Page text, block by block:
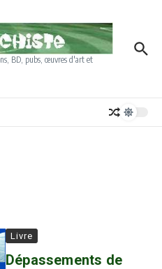
BD, pubs, œuvres d'art et
Livre
Dépassements de